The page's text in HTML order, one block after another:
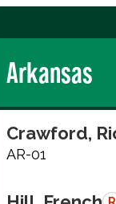
Arkansas
Crawford,
AR-01